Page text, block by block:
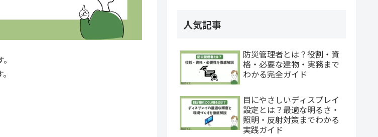
人気記事
防災管理者とは？役割・資
格・必要な建物・実務まで
わかる完全ガイド
目にやさしいディスプレイ
設定とは？最適な明るさ・
照明・反射対策までわかる
実践ガイド